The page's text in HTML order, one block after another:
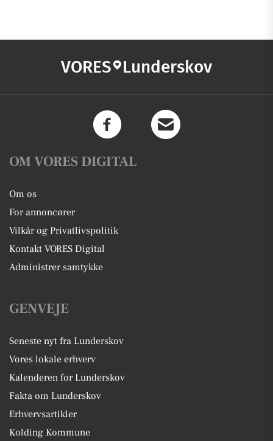
VORES Lunderskov
OM VORES DIGITAL
Om os
For annoncører
Vilkår og Privatlivspolitik
Kontakt VORES Digital
Administrer samtykke
GENVEJE
Seneste nyt fra Lunderskov
Vores lokale erhverv
Kalenderen for Lunderskov
Fakta om Lunderskov
Erhvervsartikler
Kolding Kommune